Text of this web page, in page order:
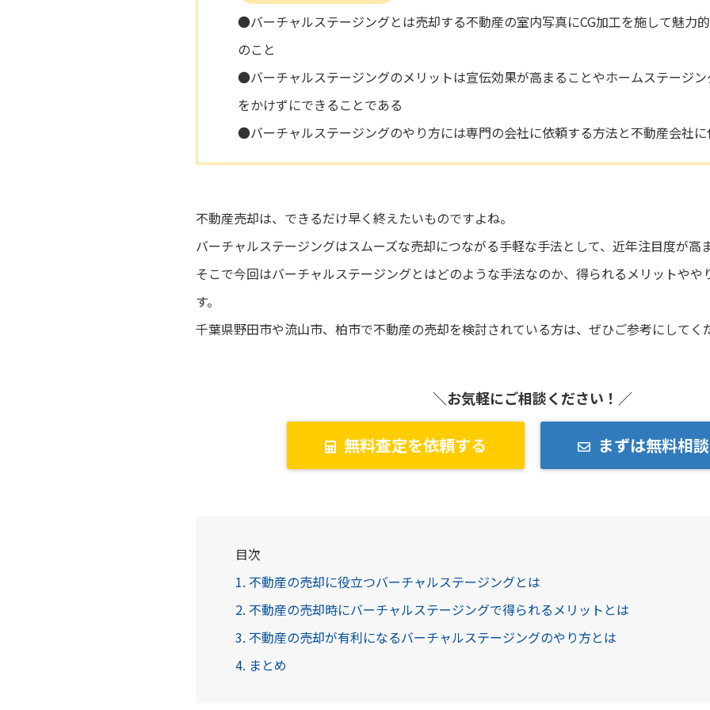
●バーチャルステージングとは売却する不動産の室内写真にCG加工を施して魅力
のこと
●バーチャルステージングのメリットは宣伝効果が高まることやホームステージ
をかけずにできることである
●バーチャルステージングのやり方には専門の会社に依頼する方法と不動産会社
不動産売却は、できるだけ早く終えたいものですよね。
バーチャルステージングはスムーズな売却につながる手軽な手法として、近年注目度が高
そこで今回はバーチャルステージングとはどのような手法なのか、得られるメリットやや
す。
千葉県野田市や流山市、柏市で不動産の売却を検討されている方は、ぜひご参考にしてく
＼お気軽にご相談ください！／
無料査定を依頼する まずは無料相
目次
1. 不動産の売却に役立つバーチャルステージングとは
2. 不動産の売却時にバーチャルステージングで得られるメリットとは
3. 不動産の売却が有利になるバーチャルステージングのやり方とは
4. まとめ